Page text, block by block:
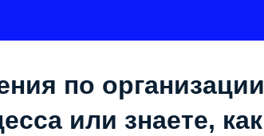
по организации
или знаете, как